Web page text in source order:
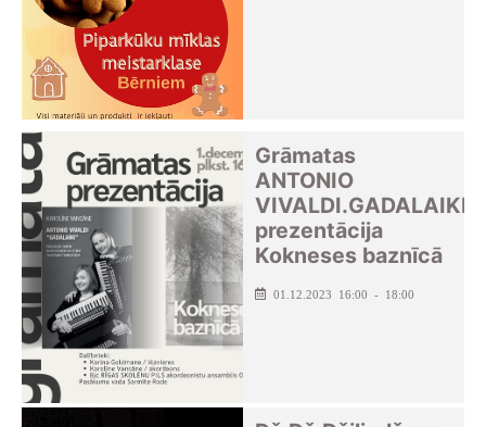
Grāmatas
ANTONIO
VIVALDI.GADALAIKI
prezentācija
Kokneses baznīcā
01.12.2023 16:00 - 18:00